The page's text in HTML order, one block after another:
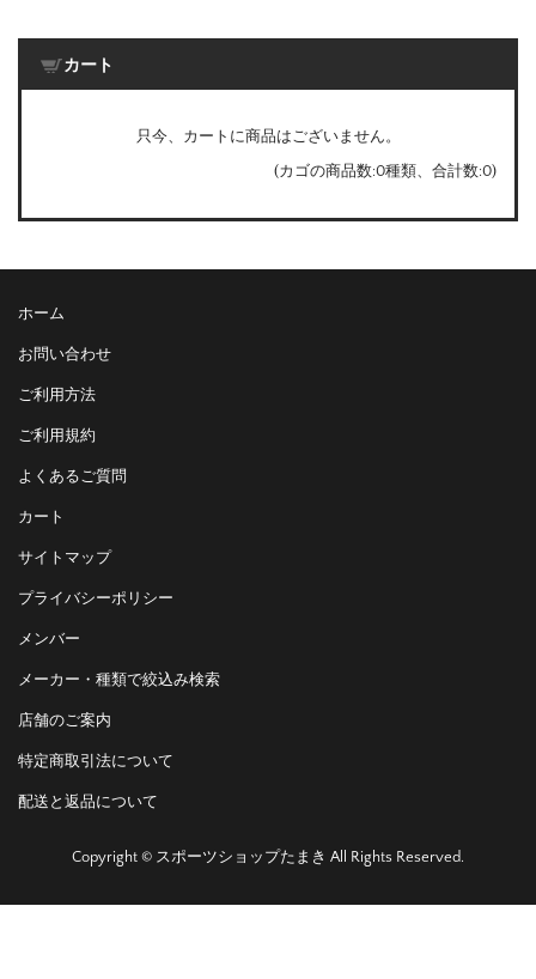
カート
只今、カートに商品はございません。
(カゴの商品数:0種類、合計数:0)
ホーム
お問い合わせ
ご利用方法
ご利用規約
よくあるご質問
カート
サイトマップ
プライバシーポリシー
メンバー
メーカー・種類で絞込み検索
店舗のご案内
特定商取引法について
配送と返品について
Copyright © スポーツショップたまき All Rights Reserved.